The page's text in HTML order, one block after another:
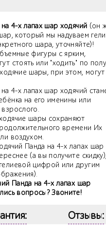
4-х лапах шар ходячий (он
который мы надуваем
шара, уточняйте)!
фигуры с ярким,
стоять или "ходить" по
шары, при этом, могут
4-х лапах шар ходячий
на его именины или
шары сохраняют
времени Их
воздухом.
Панда на 4-х лапах шар
(а вы получите
цифрой или другим
Панда на 4-х лапах шар
вопросы? Звоните!
Отзывы: